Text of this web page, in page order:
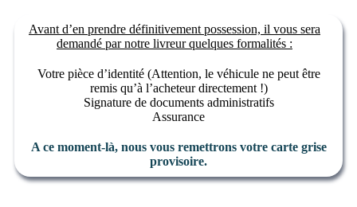
Avant d’en prendre définitivement possession, il vous sera
demandé par notre livreur quelques formalités :
Votre pièce d’identité (Attention, le véhicule ne peut être
remis qu’à l’acheteur directement !)
Signature de documents administratifs
Assurance
A ce moment-là, nous vous remettrons votre carte grise
provisoire.